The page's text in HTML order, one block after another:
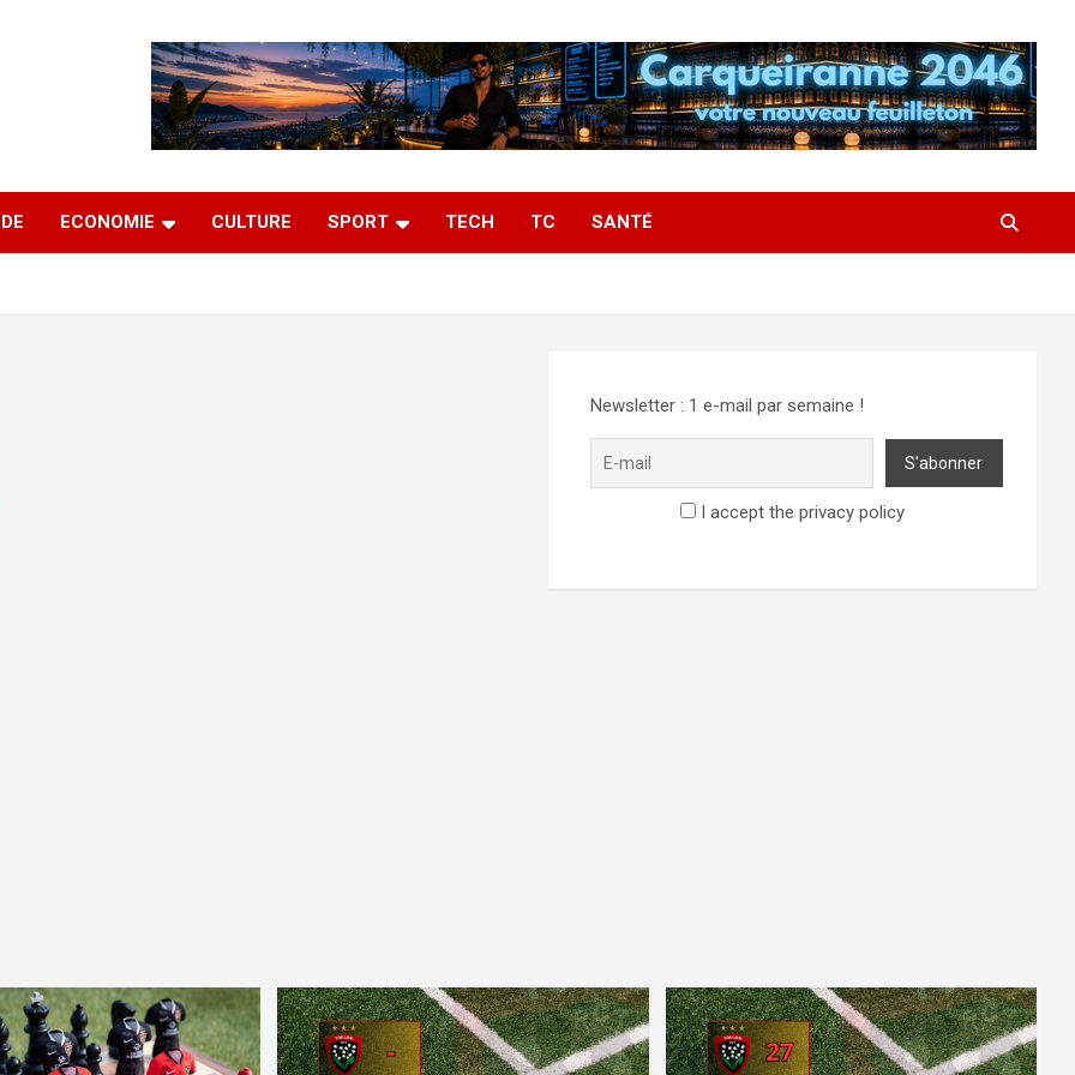
ECONOMIE CULTURE SPORT TECH TC SANTÉ
Newsletter : 1 e-mail par semaine !
I accept the privacy policy